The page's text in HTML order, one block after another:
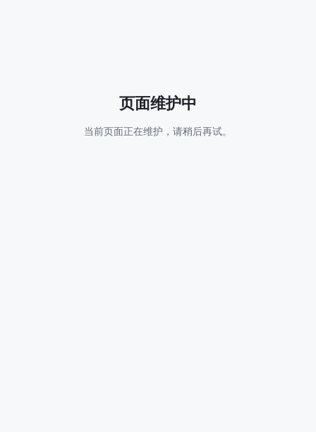
页面维护中
当前页面正在维护，请稍后再试。